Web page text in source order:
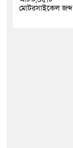
মোটরসাইকেল জব্দ